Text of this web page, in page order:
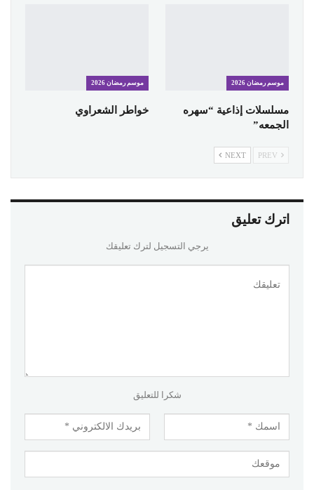
موسم رمضان 2026
مسلسلات إذاعية “سهره
الجمعه”
موسم رمضان 2026
خواطر الشعراوي
NEXT
اترك تعليق
يرجي التسجيل لترك تعليقك
شكرا للتعليق